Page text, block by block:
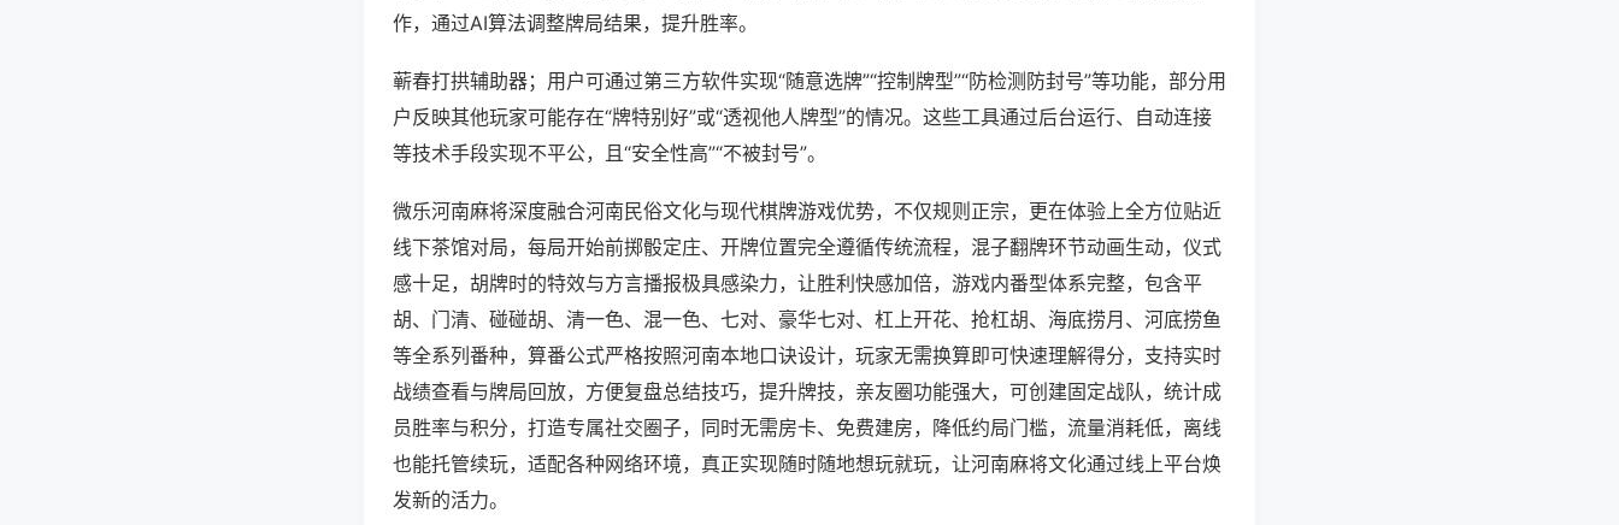
作，通过AI算法调整牌局结果，提升胜率。
蕲春打拱辅助器；用户可通过第三方软件实现“随意选牌”“控制牌型”“防检测防封号”等功能，部分用
户反映其他玩家可能存在“牌特别好”或“透视他人牌型”的情况。这些工具通过后台运行、自动连接
等技术手段实现不平公，且“安全性高”“不被封号”。
微乐河南麻将深度融合河南民俗文化与现代棋牌游戏优势，不仅规则正宗，更在体验上全方位贴近
线下茶馆对局，每局开始前掷骰定庄、开牌位置完全遵循传统流程，混子翻牌环节动画生动，仪式
感十足，胡牌时的特效与方言播报极具感染力，让胜利快感加倍，游戏内番型体系完整，包含平
胡、门清、碰碰胡、清一色、混一色、七对、豪华七对、杠上开花、抢杠胡、海底捞月、河底捞鱼
等全系列番种，算番公式严格按照河南本地口诀设计，玩家无需换算即可快速理解得分，支持实时
战绩查看与牌局回放，方便复盘总结技巧，提升牌技，亲友圈功能强大，可创建固定战队，统计成
员胜率与积分，打造专属社交圈子，同时无需房卡、免费建房，降低约局门槛，流量消耗低，离线
也能托管续玩，适配各种网络环境，真正实现随时随地想玩就玩，让河南麻将文化通过线上平台焕
发新的活力。